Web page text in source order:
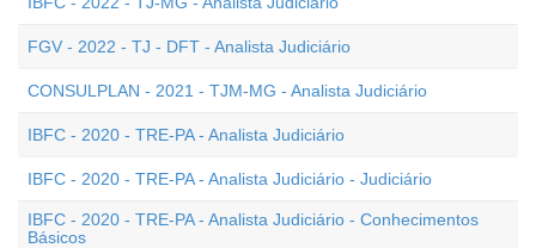
FGV - 2022 - TJ - DFT - Analista Judiciário
CONSULPLAN - 2021 - TJM-MG - Analista Judiciário
IBFC - 2020 - TRE-PA - Analista Judiciário
IBFC - 2020 - TRE-PA - Analista Judiciário - Judiciário
IBFC - 2020 - TRE-PA - Analista Judiciário - Conhecimentos
Básicos